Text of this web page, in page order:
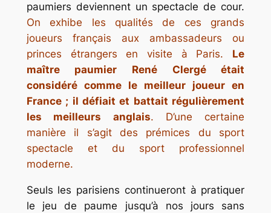
paumiers deviennent un spectacle de cour.
On exhibe les qualités de ces grands
joueurs français aux ambassadeurs ou
princes étrangers en visite à Paris. Le
maître paumier René Clergé était
considéré comme le meilleur joueur en
France ; il défiait et battait régulièrement
les meilleurs anglais. D’une certaine
manière il s’agit des prémices du sport
spectacle et du sport professionnel
moderne.
Seuls les parisiens continueront à pratiquer
le jeu de paume jusqu’à nos jours sans